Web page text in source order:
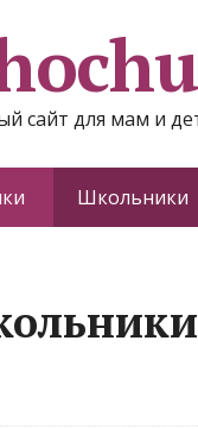
сайт для мам и
Школьники